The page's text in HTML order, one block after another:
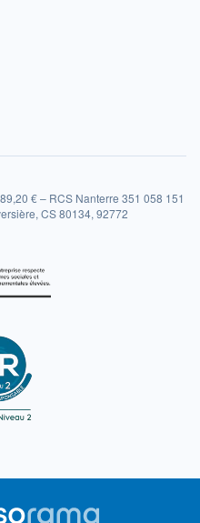
€ – RCS Nanterre 351 058 151
CS 80134, 92772